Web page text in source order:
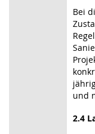
Bei
und
2.4